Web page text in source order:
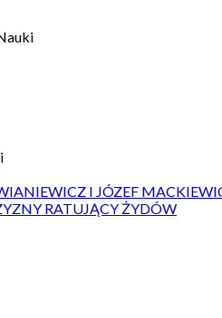
I JÓZEF
RATUJĄCY ŻYDÓW